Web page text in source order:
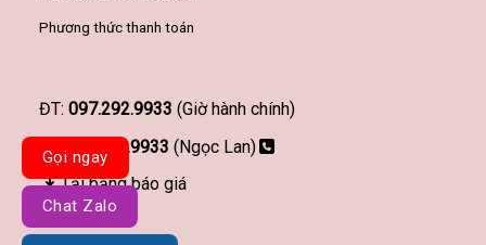
Phương thức thanh toán
ĐT: 097.292.9933 (Giờ hành chính)
097.292.9933 (Ngọc Lan)
Tải bảng báo giá
Gọi ngay
Chat Zalo